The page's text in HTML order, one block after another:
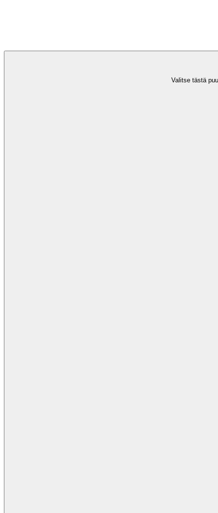
Valitse tästä